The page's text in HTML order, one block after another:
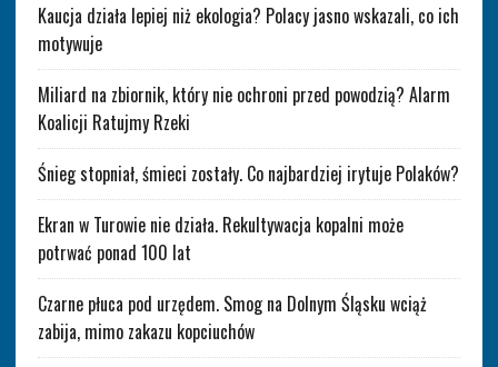
Kaucja działa lepiej niż ekologia? Polacy jasno wskazali, co ich
motywuje
Miliard na zbiornik, który nie ochroni przed powodzią? Alarm
Koalicji Ratujmy Rzeki
Śnieg stopniał, śmieci zostały. Co najbardziej irytuje Polaków?
Ekran w Turowie nie działa. Rekultywacja kopalni może
potrwać ponad 100 lat
Czarne płuca pod urzędem. Smog na Dolnym Śląsku wciąż
zabija, mimo zakazu kopciuchów